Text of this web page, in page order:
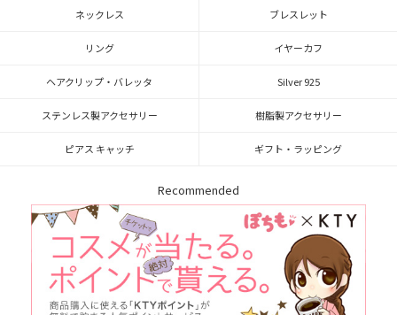
ネックレス ブレスレット
リング イヤーカフ
ヘアクリップ・バレッタ Silver 925
ステンレス製アクセサリー 樹脂製アクセサリー
ピアス キャッチ ギフト・ラッピング
Recommended